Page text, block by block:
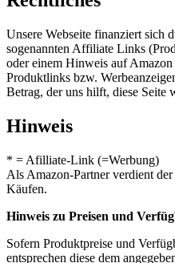
Unsere Webseite finanziert sich
sogenannten Affiliate Links
oder einem Hinweis auf
Produktlinks bzw.
Betrag, der uns hilft, diese Seite
Hinweis
* = Afilliate-Link (=Werbung)
Als Amazon-Partner verdient
Käufen.
Hinweis zu Preisen und
Sofern Produktpreise und
entsprechen diese dem